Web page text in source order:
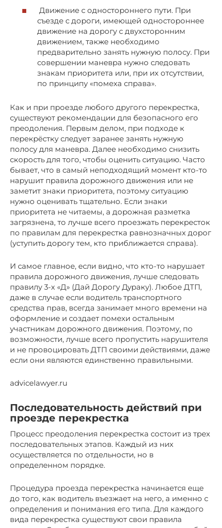
Движение с одностороннего пути. При
съезде с дороги, имеющей одностороннее
движение на дорогу с двухсторонним
движением, также необходимо
предварительно занять нужную полосу. При
совершении маневра нужно следовать
знакам приоритета или, при их отсутствии,
по принципу «помеха справа».
Как и при проезде любого другого перекрестка,
существуют рекомендации для безопасного его
преодоления. Первым делом, при подходе к
перекрёстку следует заранее занять нужную
полосу для маневра. Далее необходимо снизить
скорость для того, чтобы оценить ситуацию. Часто
бывает, что в самый неподходящий момент кто-то
нарушит правила дорожного движения или не
заметит знаки приоритета, поэтому ситуацию
нужно оценивать тщательно. Если знаки
приоритета не читаемы, а дорожная разметка
загрязнена, то лучше всего проезжать перекресток
по правилам для перекрестка равнозначных дорог
(уступить дорогу тем, кто приближается справа).
И самое главное, если видно, что кто-то нарушает
правила дорожного движения, лучше следовать
правилу 3-х «Д» (Дай Дорогу Дураку). Любое ДТП,
даже в случае если водитель транспортного
средства прав, всегда занимает много времени на
оформление и создает помехи остальным
участникам дорожного движения. Поэтому, по
возможности, лучше всего пропустить нарушителя
и не провоцировать ДТП своими действиями, даже
если они являются единственно правильными.
advicelawyer.ru
Последовательность действий при
проезде перекрестка
Процесс преодоления перекрестка состоит из трех
последовательных этапов. Каждый из них
осуществляется по отдельности, но в
определенном порядке.
Процедура проезда перекрестка начинается еще
до того, как водитель въезжает на него, а именно с
определения и понимания его типа. Для каждого
вида перекрестка существуют свои правила